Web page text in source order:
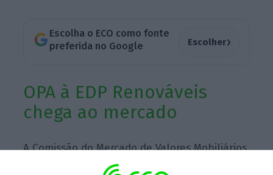
Escolha o ECO como fonte
preferida no Google
Escolher›
OPA à EDP Renováveis
chega ao mercado
A Comissão do Mercado de Valores Mobiliários
aprovou o prospeto da oferta pública de